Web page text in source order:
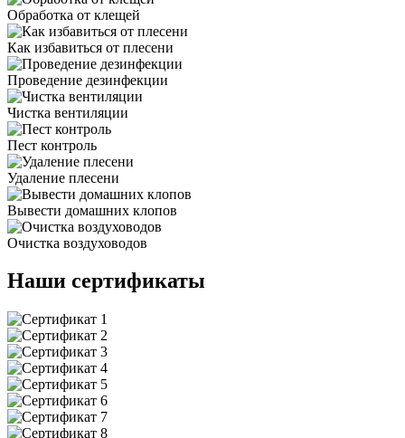
Обработка от клещей
Как избавиться от плесени
Проведение дезинфекции
Чистка вентиляции
Пест контроль
Удаление плесени
Вывести домашних клопов
Очистка воздуховодов
Наши сертификаты